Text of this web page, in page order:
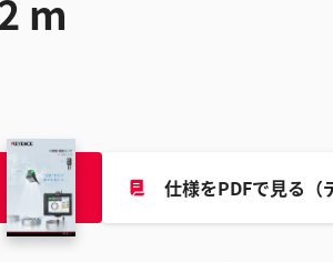
m
仕様をPDFで見る（